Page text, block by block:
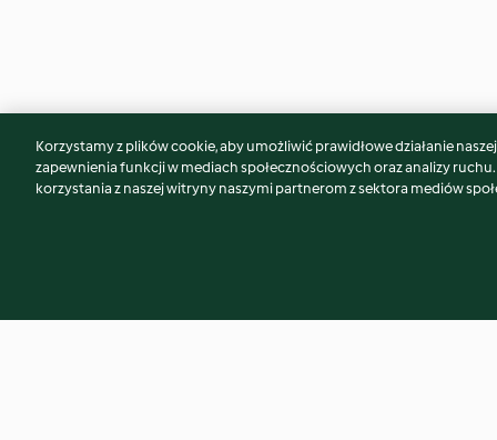
Może spodoba Ci się również...
Korzystamy z plików cookie, aby umożliwić prawidłowe działanie
zapewnienia funkcji w mediach społecznościowych oraz analizy
korzystania z naszej witryny naszymi partnerom z sektora mediów